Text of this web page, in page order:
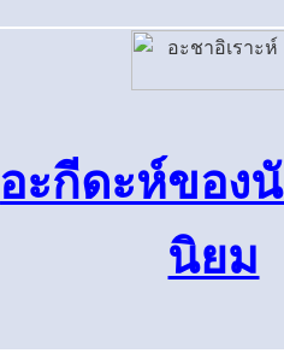
อะกีดะห์ของ
นิยม